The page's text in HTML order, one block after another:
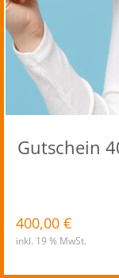
Gutschein
400,00 €
inkl. 19 % MwSt.